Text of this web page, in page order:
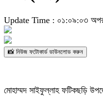
Update Time : ০১:০৯:০৩
📸 নিউজ ফটোকার্ড ডাউনলোড করুন
মোহাম্মদ সাইফুল্লাহ ফটিকছড়ি